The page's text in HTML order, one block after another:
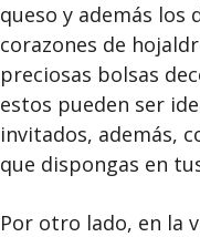
queso y además los
corazones de
preciosas bolsas
estos pueden ser
invitados, además,
que dispongas en
Por otro lado, en la